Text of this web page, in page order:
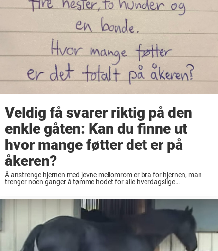
Veldig få svarer riktig på den
enkle gåten: Kan du finne ut
hvor mange føtter det er på
åkeren?
Å anstrenge hjernen med jevne mellomrom er bra for hjernen, man
trenger noen ganger å tømme hodet for alle hverdagslige